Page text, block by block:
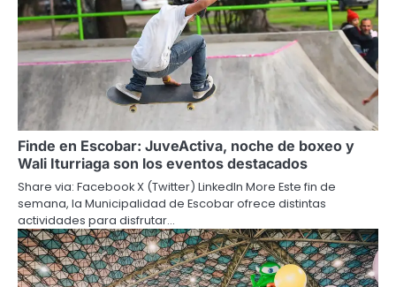
Finde en Escobar: JuveActiva, noche de boxeo y
Wali Iturriaga son los eventos destacados
Share via: Facebook X (Twitter) LinkedIn More Este fin de
semana, la Municipalidad de Escobar ofrece distintas
actividades para disfrutar…